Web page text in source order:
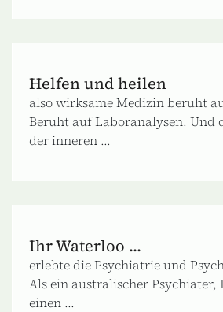
Helfen und heilen
also wirksame Medizin beruht
Beruht auf Laboranalysen. Und
der inneren ...
Ihr Waterloo ...
erlebte die Psychiatrie und
Als ein australischer Psychiater,
einen ...